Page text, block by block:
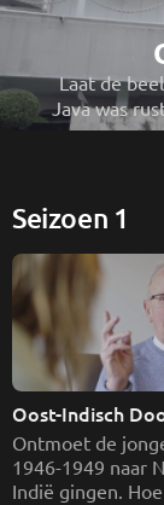
Laat de
Java was
Seizoen 1
Oost-Indisch
Ontmoet de
1946-1949 naar
Indië gingen.